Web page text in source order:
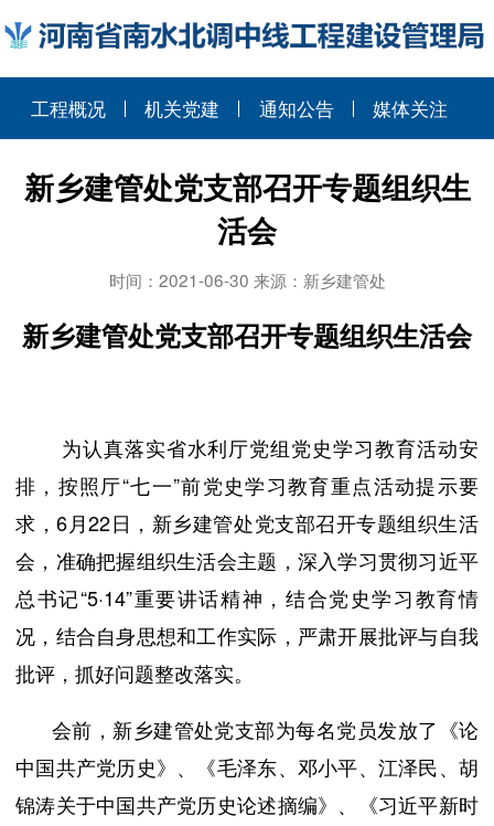
工程概况 机关党建 通知公告 媒体关注
新乡建管处党支部召开专题组织生
活会
时间：2021-06-30 来源：新乡建管处
新乡建管处党支部召开专题组织生活会
为认真落实省水利厅党组党史学习教育活动安
排，按照厅“七一”前党史学习教育重点活动提示要
求，6月22日，新乡建管处党支部召开专题组织生活
会，准确把握组织生活会主题，深入学习贯彻习近平
总书记“5·14”重要讲话精神，结合党史学习教育情
况，结合自身思想和工作实际，严肃开展批评与自我
批评，抓好问题整改落实。
会前，新乡建管处党支部为每名党员发放了《论
中国共产党历史》、《毛泽东、邓小平、江泽民、胡
锦涛关于中国共产党历史论述摘编》、《习近平新时